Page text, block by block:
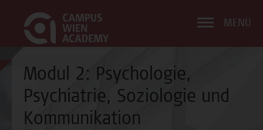
MENÜ
Modul 2: Psychologie,
Psychiatrie, Soziologie und
Kommunikation